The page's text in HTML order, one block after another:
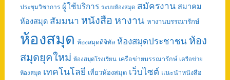
ประชุมวิชาการ ผู้ใช้บริการ ระบบห้องสมุด สมัครงาน สมาคม
ห้องสมุด สัมมนา หนังสือ หางาน หางานบรรณารักษ์
ห้องสมุด ห้องสมุดดิจิทัล ห้องสมุดประชาชน ห้อง
สมุดยุคใหม่ ห้องสมุดโรงเรียน เครือข่ายบรรณารักษ์ เครือข่าย
ห้องสมุด เทคโนโลยี เที่ยวห้องสมุด เว็บไซต์ แนะนำหนังสือ